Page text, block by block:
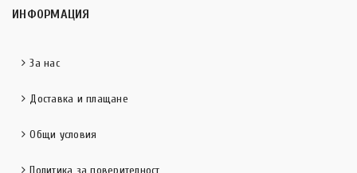
ИНФОРМАЦИЯ
За нас
Доставка и плащане
Общи условия